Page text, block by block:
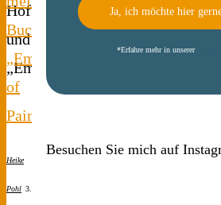
Buchtipp
„Empire
of
Pain“
Heike
Pohl 3.
*Erfahre mehr in unserer
Besuchen Sie mich auf